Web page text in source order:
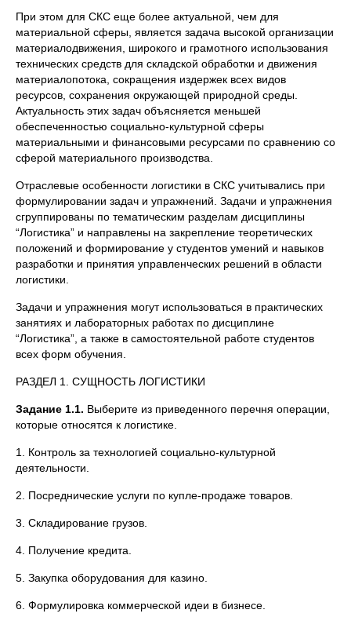
При этом для СКС еще более актуальной, чем для
материальной сферы, является задача высокой организации
материалодвижения, широкого и грамотного использования
технических средств для складской обработки и движения
материалопотока, сокращения издержек всех видов
ресурсов, сохранения окружающей природной среды.
Актуальность этих задач объясняется меньшей
обеспеченностью социально-культурной сферы
материальными и финансовыми ресурсами по сравнению со
сферой материального производства.
Отраслевые особенности логистики в СКС учитывались при
формулировании задач и упражнений. Задачи и упражнения
сгруппированы по тематическим разделам дисциплины
“Логистика” и направлены на закрепление теоретических
положений и формирование у студентов умений и навыков
разработки и принятия управленческих решений в области
логистики.
Задачи и упражнения могут использоваться в практических
занятиях и лабораторных работах по дисциплине
“Логистика”, а также в самостоятельной работе студентов
всех форм обучения.
РАЗДЕЛ 1. СУЩНОСТЬ ЛОГИСТИКИ
Задание 1.1. Выберите из приведенного перечня операции,
которые относятся к логистике.
1. Контроль за технологией социально-культурной
деятельности.
2. Посреднические услуги по купле-продаже товаров.
3. Складирование грузов.
4. Получение кредита.
5. Закупка оборудования для казино.
6. Формулировка коммерческой идеи в бизнесе.